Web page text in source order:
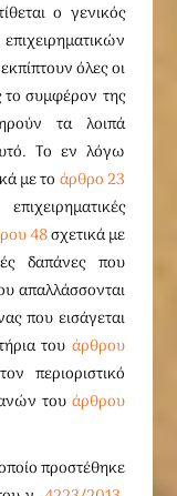
ο γενικός
όλες οι
το συμφέρον της
τα λοιπά
Το εν λόγω
με το άρθρο 23
48σχετικά με
δαπάνες που
απαλλάσσονται
που εισάγεται
του άρθρου
περιοριστικό
του άρθρου
προστέθηκε